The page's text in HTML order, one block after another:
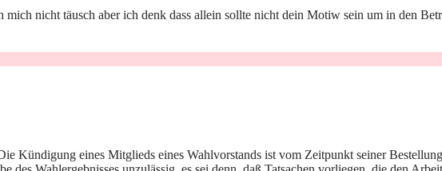
nicht täusch aber ich denk dass allein sollte nicht dein Motiw sein um in den
Kündigung eines Mitglieds eines Wahlvorstands ist vom Zeitpunkt seiner